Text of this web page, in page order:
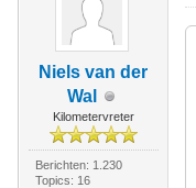
Niels van der
Wal
Kilometervreter
Berichten: 1.230
Topics: 16